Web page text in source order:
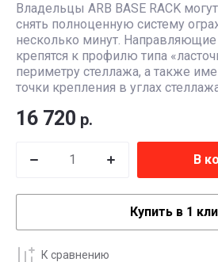
Владельцы ARB BASE RACK
снять полноценную систему
несколько минут.
крепятся к профилю типа
периметру стеллажа, а также
точки крепления в углах
16 720 р.
В
Купить в 1
К сравнению